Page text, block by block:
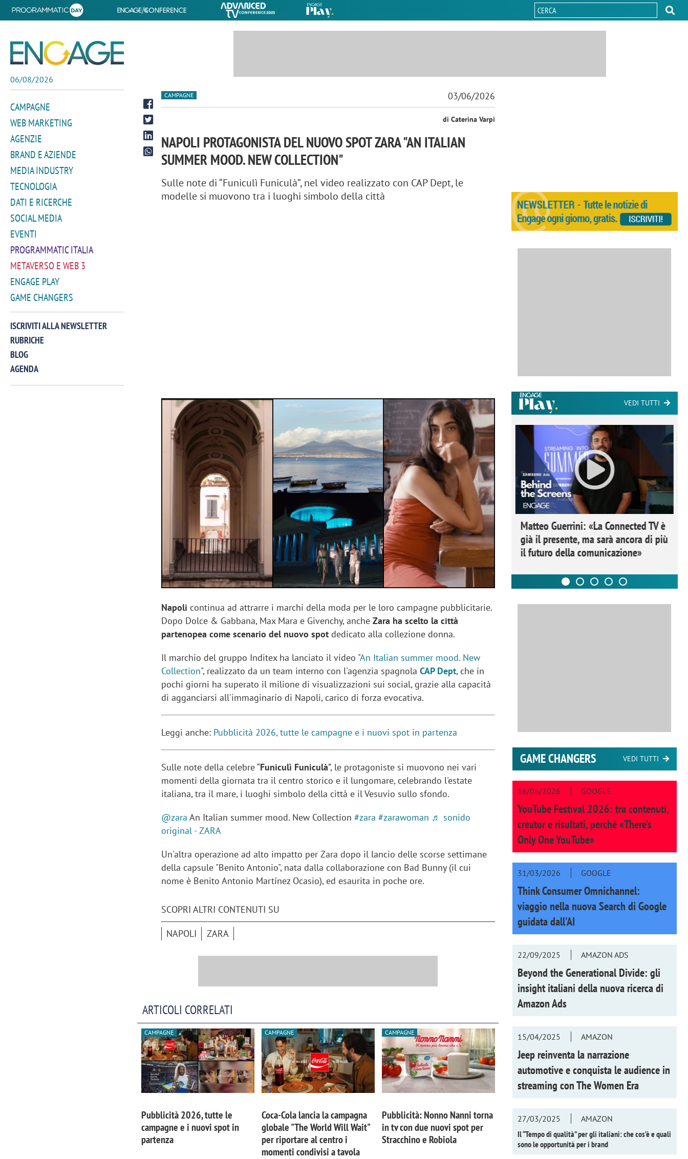
06/08/2026
CAMPAGNE
WEB MARKETING
AGENZIE
BRAND E AZIENDE
MEDIA INDUSTRY
TECNOLOGIA
DATI E RICERCHE
SOCIAL MEDIA
EVENTI
PROGRAMMATIC ITALIA
METAVERSO E WEB 3
ENGAGE PLAY
GAME CHANGERS
ISCRIVITI ALLA NEWSLETTER
RUBRICHE
BLOG
AGENDA
CAMPAGNE 03/06/2026
di Caterina Varpi
NAPOLI PROTAGONISTA DEL NUOVO SPOT ZARA "AN ITALIAN
SUMMER MOOD. NEW COLLECTION"
Sulle note di “Funiculì Funiculà”, nel video realizzato con CAP Dept, le
modelle si muovono tra i luoghi simbolo della città
Napoli continua ad attrarre i marchi della moda per le loro campagne pubblicitarie.
Dopo Dolce & Gabbana, Max Mara e Givenchy, ancheZara ha scelto la città
partenopea come scenario del nuovo spot dedicato alla collezione donna.
Il marchio del gruppo Inditex ha lanciato il video "An Italian summer mood. New
Collection", realizzato da un team interno con l'agenzia spagnola CAP Dept, che in
pochi giorni ha superato il milione di visualizzazioni sui social, grazie alla capacità
di agganciarsi all'immaginario di Napoli, carico di forza evocativa.
Leggi anche: Pubblicità 2026, tutte le campagne e i nuovi spot in partenza
Sulle note della celebre “Funiculì Funiculà”, le protagoniste si muovono nei vari
momenti della giornata tra il centro storico e il lungomare, celebrando l'estate
italiana, tra il mare, i luoghi simbolo della città e il Vesuvio sullo sfondo.
@zara An Italian summer mood. New Collection#zara #zarawoman ♬ sonido
original - ZARA
Un'altra operazione ad alto impatto per Zara dopo il lancio delle scorse settimane
della capsule "Benito Antonio", nata dalla collaborazione con Bad Bunny (il cui
nome è Benito Antonio Martínez Ocasio), ed esaurita in poche ore.
SCOPRI ALTRI CONTENUTI SU
NAPOLI ZARA
ARTICOLI CORRELATI
CAMPAGNE
Pubblicità 2026, tutte le
campagne e i nuovi spot in
partenza
CAMPAGNE
Coca-Cola lancia la campagna
globale "The World Will Wait"
per riportare al centro i
momenti condivisi a tavola
CAMPAGNE
Pubblicità: Nonno Nanni torna
in tv con due nuovi spot per
Stracchino e Robiola
VEDI TUTTI
Perez, Samsung Ads: «L'Italia è un
mercato strategico e continuerà a
crescere»
Networking agli eventi: come la
startup Kicè punta a eliminare lo
"spreco di relazioni"
Matteo Guerrini: «La Connected TV è
già il presente, ma sarà ancora di più
il futuro della comunicazione»
GAME CHANGERS VEDI TUTTI
16/06/2026 GOOGLE
YouTube Festival 2026: tra contenuti,
creator e risultati, perché «There’s
Only One YouTube»
31/03/2026 GOOGLE
Think Consumer Omnichannel:
viaggio nella nuova Search di Google
guidata dall'AI
22/09/2025 AMAZON ADS
Beyond the Generational Divide: gli
insight italiani della nuova ricerca di
Amazon Ads
15/04/2025 AMAZON
Jeep reinventa la narrazione
automotive e conquista le audience in
streaming conThe Women Era
27/03/2025
AMAZON
Il “Tempo di qualità” per gli italiani: che cos’è e quali
sono le opportunità per i brand